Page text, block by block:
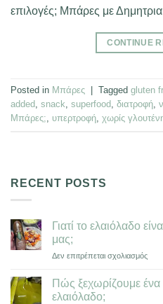
επιλογές; Μπάρες με
CONTINUE
Posted in Μπάρες Tagged gluten
added snack superfood διατροφή
Μπάρες;
υπερτροφή χωρίς
RECENT POSTS
Γιατί το ελαιόλαδο
μας;
Δεν επιτρέπεται σχολιασμόςστο
το
Πώς ξεχωρίζoυμε
ελαιόλαδο;